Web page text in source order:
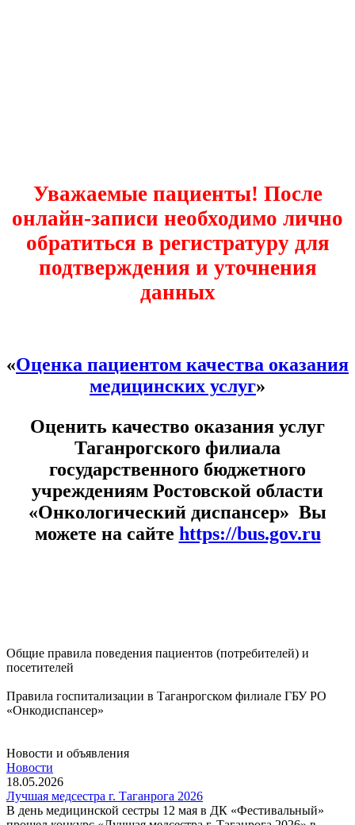
Уважаемые пациенты! После
онлайн-записи необходимо лично
обратиться в регистратуру для
подтверждения и уточнения
данных
«Оценка пациентом качества оказания
медицинских услуг»
Оценить качество оказания услуг
Таганрогского филиала
государственного бюджетного
учреждениям Ростовской области
«Онкологический диспансер» Вы
можете на сайте https://bus.gov.ru
Общие правила поведения пациентов (потребителей) и
посетителей
Правила госпитализации в Таганрогском филиале ГБУ РО
«Онкодиспансер»
Новости и объявления
Новости
18.05.2026
Лучшая медсестра г. Таганрога 2026
В день медицинской сестры 12 мая в ДК «Фестивальный»